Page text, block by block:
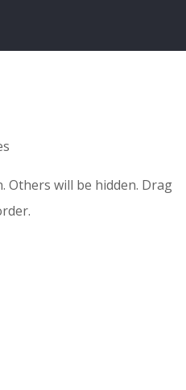
Others will be hidden. Drag